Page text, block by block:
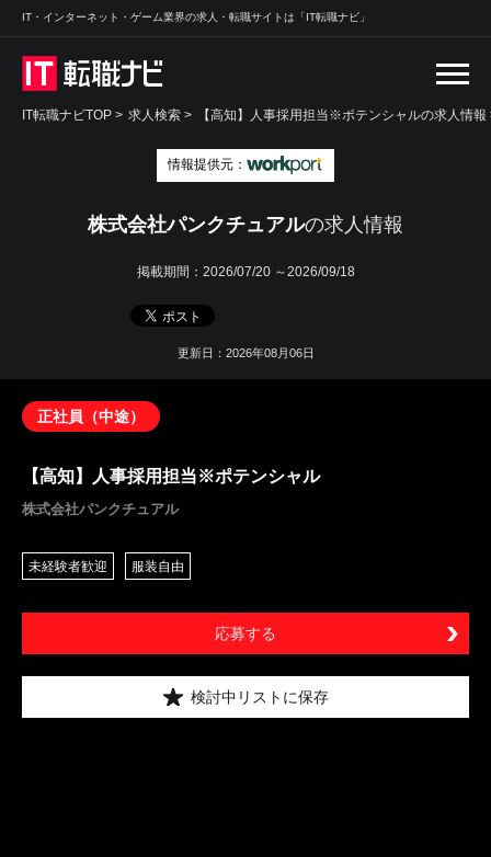
IT・インターネット・ゲーム業界の求人・転職サイトは「IT転職ナビ」
IT転職ナビTOP > 求人検索 > 【高知】人事採用担当※ポテンシャルの求人情報
情報提供元：
株式会社パンクチュアルの求人情報
掲載期間： 2026/07/20 ～2026/09/18
更新日：2026年08月06日
正社員（中途）
【高知】人事採用担当※ポテンシャル
株式会社パンクチュアル
未経験者歓迎 服装自由
応募する
検討中リストに保存